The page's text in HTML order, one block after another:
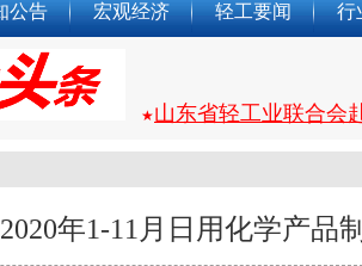
公告 宏观经济 轻工要闻 行
★山东省轻工业联合会
2020年1-11月日用化学产品